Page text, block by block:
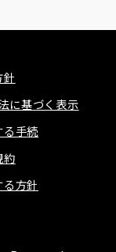
に基づく表示
る手続
約
方針